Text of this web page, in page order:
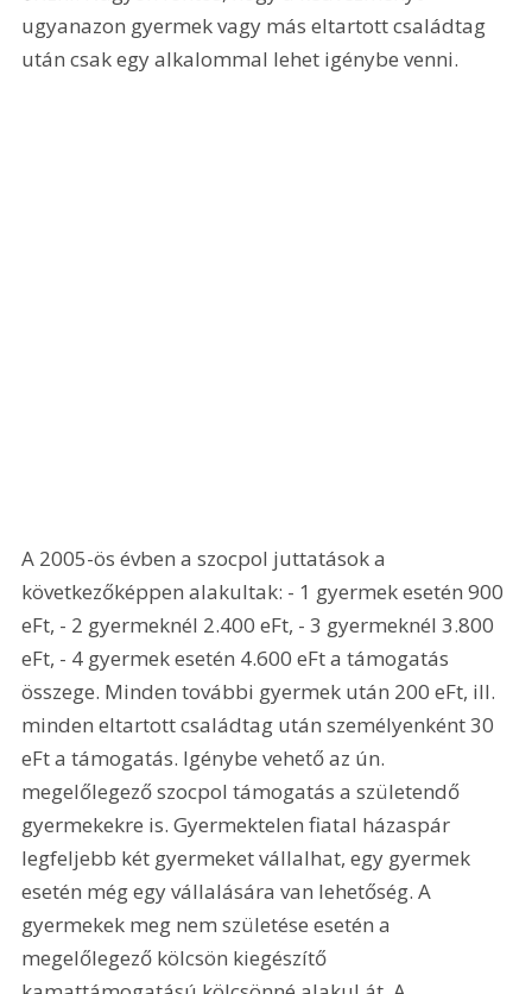
ugyanazon gyermek vagy más eltartott családtag
után csak egy alkalommal lehet igénybe venni.
A 2005-ös évben a szocpol juttatások a
következőképpen alakultak: - 1 gyermek esetén 900
eFt, - 2 gyermeknél 2.400 eFt, - 3 gyermeknél 3.800
eFt, - 4 gyermek esetén 4.600 eFt a támogatás
összege. Minden további gyermek után 200 eFt, ill.
minden eltartott családtag után személyenként 30
eFt a támogatás. Igénybe vehető az ún.
megelőlegező szocpol támogatás a születendő
gyermekekre is. Gyermektelen fiatal házaspár
legfeljebb két gyermeket vállalhat, egy gyermek
esetén még egy vállalására van lehetőség. A
gyermekek meg nem születése esetén a
megelőlegező kölcsön kiegészítő